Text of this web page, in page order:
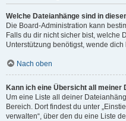
Welche Dateianhänge sind in
Die Board-Administration kann
Falls du dir nicht sicher bist, welche
Unterstützung benötigst, wende
Nach oben
Kann ich eine Übersicht all meiner
Um eine Liste all deiner
Bereich. Dort findest du unter
verwalten“, über den du eine Liste